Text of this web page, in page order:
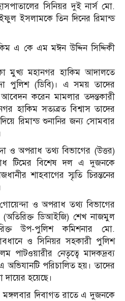
সিনিয়র দুই নার্স মো.
ইসলামকে তিন দিনের রিমান্ড
এ কে এম মঈন উদ্দিন সিদ্দিকী
মুখ্য মহানগর হাকিম আদালতে
পুলিশ (ডিবি)। এ সময় তাদের
আবেদন করেন মামলার তদন্তকারী
হাকিম সত্যব্রত বিশ্বাস তাদের
রিমান্ড শুনানির জন্য সোমবার
ও অপরাধ তথ্য বিভাগের (উত্তর)
টিমের বিশেষ দল এ দুজনকে
শাহবাগের স্মৃতি চিরন্তনের
ও অপরাধ তথ্য বিভাগের
ডিআইজি) শেখ নাজমুল
উপ-পুলিশ কমিশনার মো.
ও সিনিয়র সহকারী পুলিশ
নেতৃত্বে মাদকদ্রব্য
অভিযানটি পরিচালিত হয়। তাদের
দায়ের হয়েছে।
মঙ্গলবার দিবাগত রাতে এ দুজনকে